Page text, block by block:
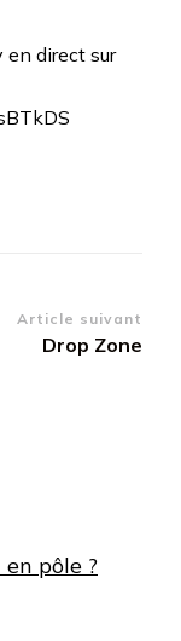
en direct sur
Article suivant
Drop Zone